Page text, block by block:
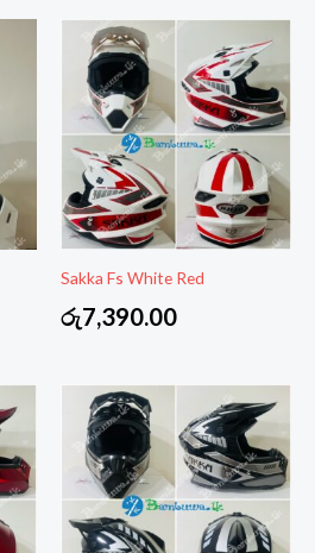
Sakka Fs White Red
රු7,390.00